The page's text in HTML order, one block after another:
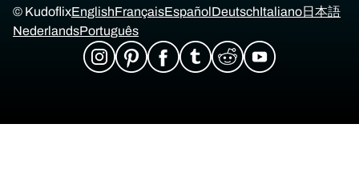
© KudoflixEnglishFrançaisEspañolDeutschItaliano日本語
NederlandsPortuguês